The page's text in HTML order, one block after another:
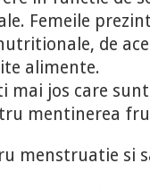
Femeile
de
alimente.
mai jos care
mentinerea
menstruatie si